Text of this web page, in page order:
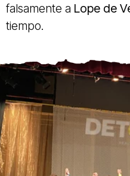
falsamente a Lope de
tiempo.